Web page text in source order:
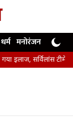
धर्म मनोरंजन खेल
इलाज, सर्विलांस टीमें